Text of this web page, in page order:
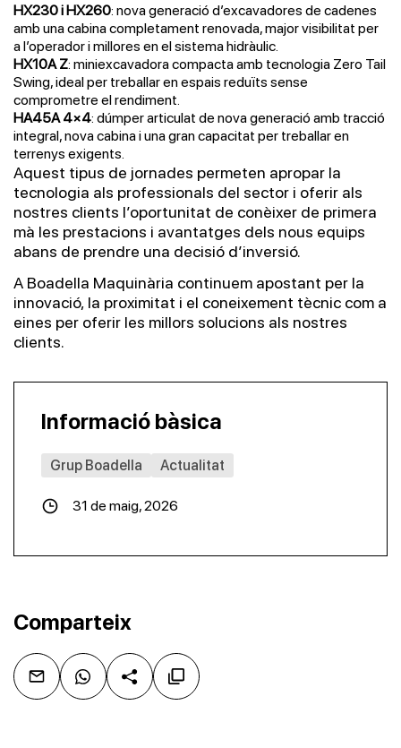
HX230 i HX260: nova generació d’excavadores de cadenes
amb una cabina completament renovada, major visibilitat per
a l’operador i millores en el sistema hidràulic.
HX10A Z: miniexcavadora compacta amb tecnologia Zero Tail
Swing, ideal per treballar en espais reduïts sense
comprometre el rendiment.
HA45A 4×4: dúmper articulat de nova generació amb tracció
integral, nova cabina i una gran capacitat per treballar en
terrenys exigents.
Aquest tipus de jornades permeten apropar la
tecnologia als professionals del sector i oferir als
nostres clients l’oportunitat de conèixer de primera
mà les prestacions i avantatges dels nous equips
abans de prendre una decisió d’inversió.
A Boadella Maquinària continuem apostant per la
innovació, la proximitat i el coneixement tècnic com a
eines per oferir les millors solucions als nostres
clients.
Informació bàsica
Grup Boadella Actualitat
31 de maig, 2026
Comparteix